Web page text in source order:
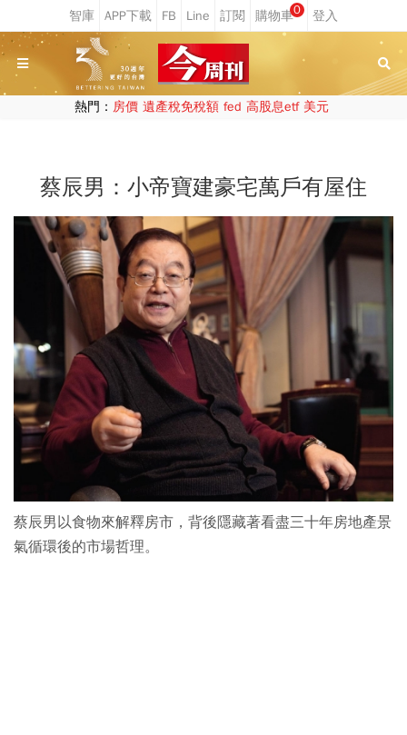
0
熱門： 房價 遺產稅免稅額 fed 高股息etf 美元
蔡辰男：小帝寶建豪宅萬戶有屋住
蔡辰男以食物來解釋房市，背後隱藏著看盡三十年房地產景
氣循環後的市場哲理。